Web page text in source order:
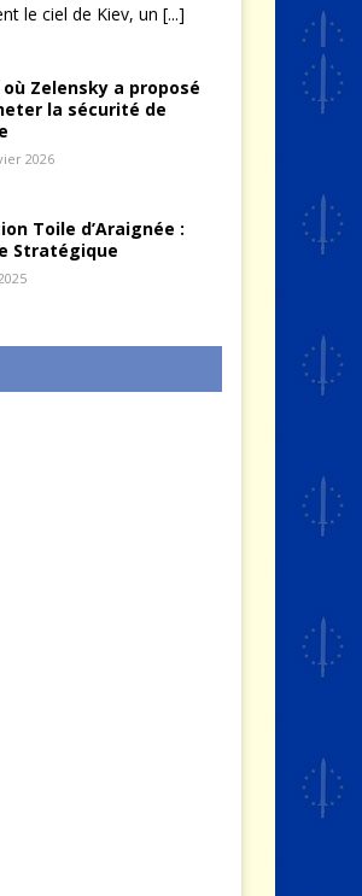
le ciel de Kiev, un [...]
Zelensky a proposé
la sécurité de
2026
Toile d’Araignée :
Stratégique